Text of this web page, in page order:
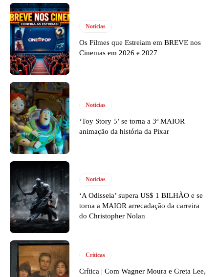
Notícias
Os Filmes que Estreiam em BREVE nos
Cinemas em 2026 e 2027
Notícias
‘Toy Story 5’ se torna a 3ª MAIOR
animação da história da Pixar
Notícias
‘A Odisseia’ supera US$ 1 BILHÃO e se
torna a MAIOR arrecadação da carreira
do Christopher Nolan
Críticas
Crítica | Com Wagner Moura e Greta Lee,